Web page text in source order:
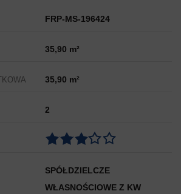
FRP-MS-196424
35,90 m²
35,90 m²
2
SPÓŁDZIELCZE
WŁASNOŚCIOWE Z KW